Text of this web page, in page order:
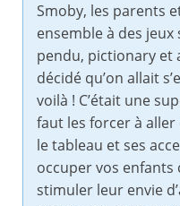
Smoby, les parents
ensemble à des
pendu, pictionary et
décidé qu’on allait
voilà ! C’était une
faut les forcer à
le tableau et ses
occuper vos
stimuler leur envie